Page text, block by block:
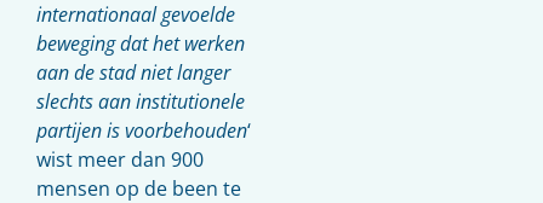
internationaal gevoelde
beweging dat het werken
aan de stad niet langer
slechts aan institutionele
partijen is voorbehouden‘
wist meer dan 900
mensen op de been te